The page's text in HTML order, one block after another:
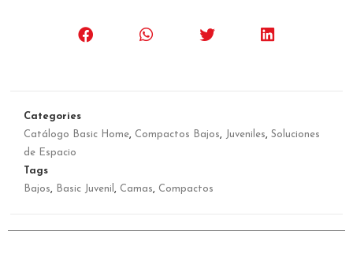
Categories
Catálogo Basic Home, Compactos Bajos, Juveniles, Soluciones
de Espacio
Tags
Bajos, Basic Juvenil , Camas, Compactos